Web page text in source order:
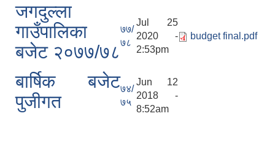
जगदुल्ला
गाउँपालिका
बजेट २०७७/७८
७७/
७८
Jul 25
2020 -
2:53pm
budget final.pdf
बार्षिक बजेट
पुजीगत
७४/
७५
Jun 12
2018 -
8:52am